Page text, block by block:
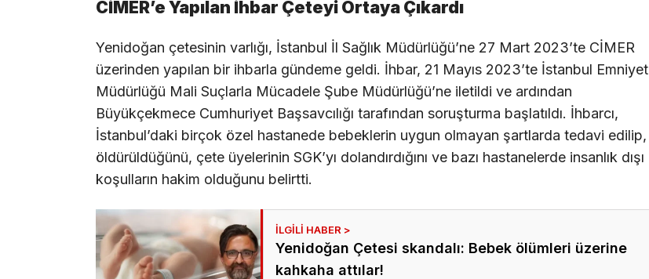
CİMER’e Yapılan İhbar Çeteyi Ortaya Çıkardı
Yenidoğan çetesinin varlığı, İstanbul İl Sağlık Müdürlüğü’ne 27 Mart 2023’te CİMER
üzerinden yapılan bir ihbarla gündeme geldi. İhbar, 21 Mayıs 2023’te İstanbul Emniyet
Müdürlüğü Mali Suçlarla Mücadele Şube Müdürlüğü’ne iletildi ve ardından
Büyükçekmece Cumhuriyet Başsavcılığı tarafından soruşturma başlatıldı. İhbarcı,
İstanbul’daki birçok özel hastanede bebeklerin uygun olmayan şartlarda tedavi edilip,
öldürüldüğünü, çete üyelerinin SGK’yı dolandırdığını ve bazı hastanelerde insanlık dışı
koşulların hakim olduğunu belirtti.
Yenidoğan Çetesi skandalı: Bebek ölümleri üzerine
kahkaha attılar!